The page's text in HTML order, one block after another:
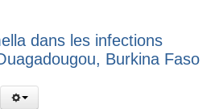
dans les infections
Burkina Faso